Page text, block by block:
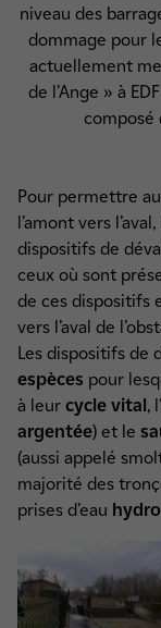
niveau des
dommage pour
actuellement
de l’Ange » à
composé
Pour permettre
l’amont vers l’aval,
dispositifs de
ceux où sont
de ces dispositifs
vers l’aval de
Les dispositifs de
espèces pour
à leur cycle vital , l’
argentée) et le
(aussi appelé
majorité des
prises d’eau